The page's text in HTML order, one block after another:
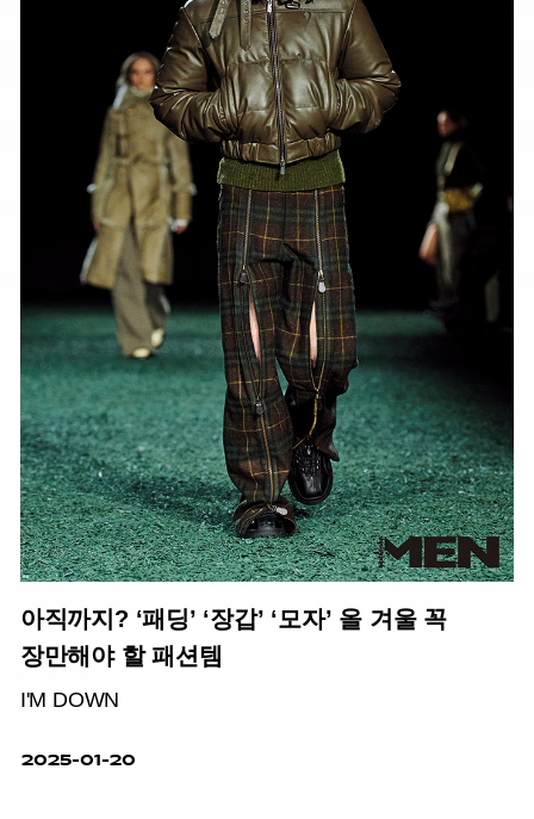
아직까지? ‘패딩’ ‘장갑’ ‘모자’ 올 겨울 꼭
장만해야 할 패션템
I'M DOWN
2025-01-20